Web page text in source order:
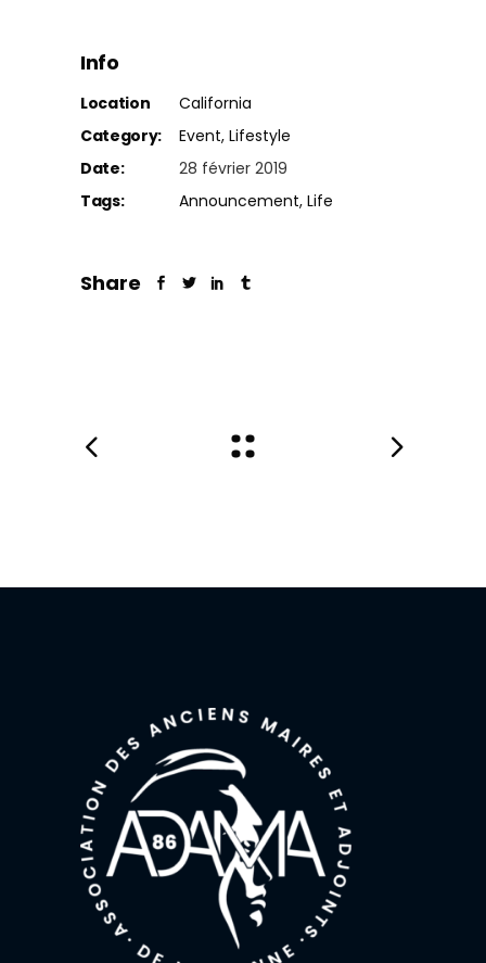
Info
Location
California
Category:
Event Lifestyle
Date:
28 février 2019
Tags:
Announcement Life
Share